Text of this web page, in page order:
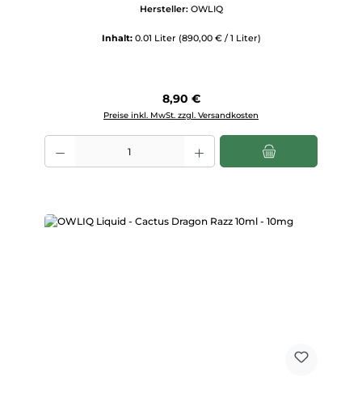
Hersteller: OWLIQ
Inhalt: 0.01 Liter (890,00 € / 1 Liter)
Regulärer Preis:
8,90 €
Preise inkl. MwSt. zzgl. Versandkosten
Produkt Anzahl: Gib den gewünschten Wert ein oder benutze die